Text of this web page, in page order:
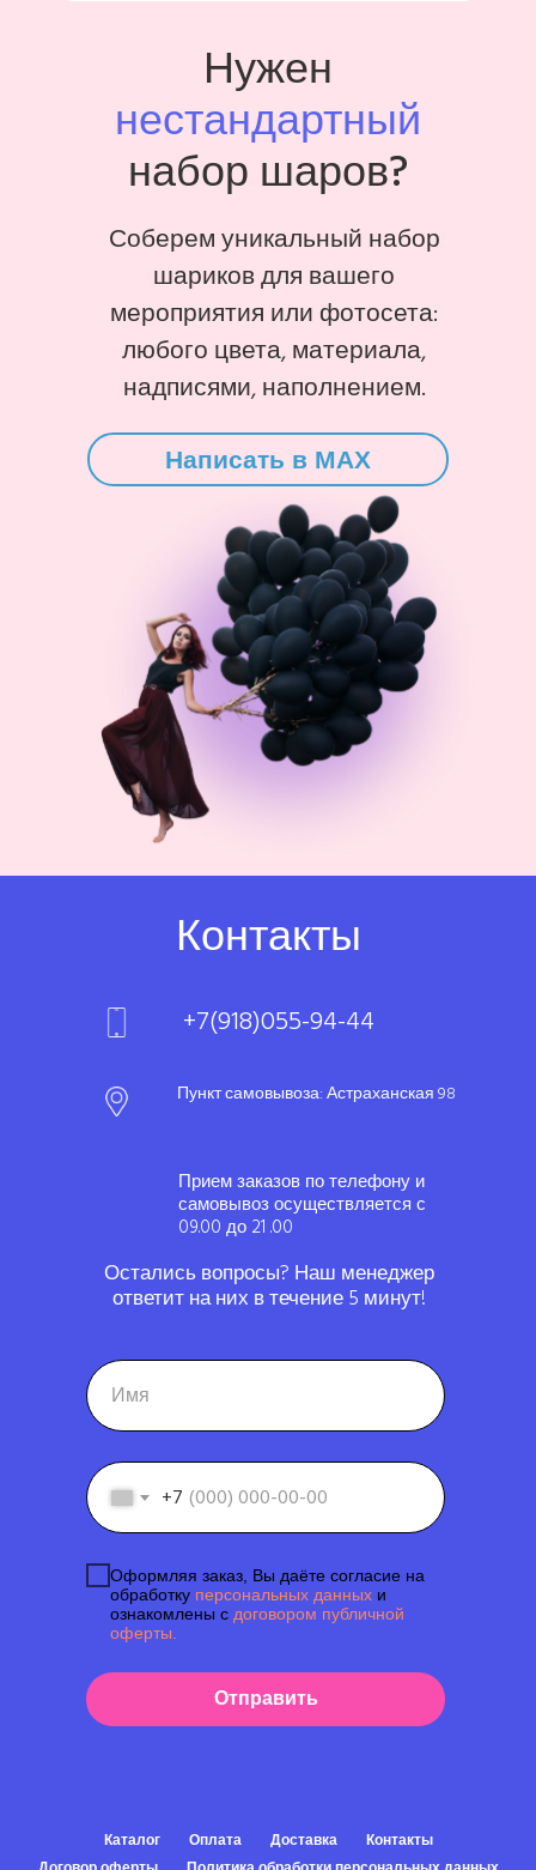
Нужен
нестандартный
набор шаров?
Соберем уникальный набор
шариков для вашего
мероприятия или фотосета:
любого цвета, материала,
надписями, наполнением.
Написать в MAX
+7
Оформляя заказ, Вы даёте согласие на
обработку персональных данных и
ознакомлены с договором публичной
оферты.
Отправить
Контакты
Пункт самовывоза: Астраханская 98
+7(918)055-94-44
Прием заказов по телефону и
самовывоз осуществляется с
09.00 до 21 .00
Остались вопросы? Наш менеджер
ответит на них в течение 5 минут!
Каталог Оплата Доставка
Контакты